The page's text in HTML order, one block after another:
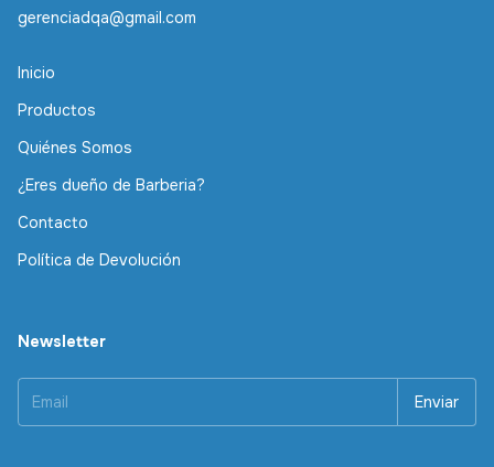
gerenciadqa@gmail.com
Inicio
Productos
Quiénes Somos
¿Eres dueño de Barberia?
Contacto
Política de Devolución
Newsletter